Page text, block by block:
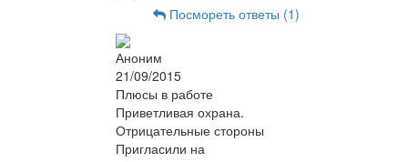
Посмореть ответы (1)
Аноним
21/09/2015
Плюсы в работе
Приветливая охрана.
Отрицательные стороны
Пригласили на